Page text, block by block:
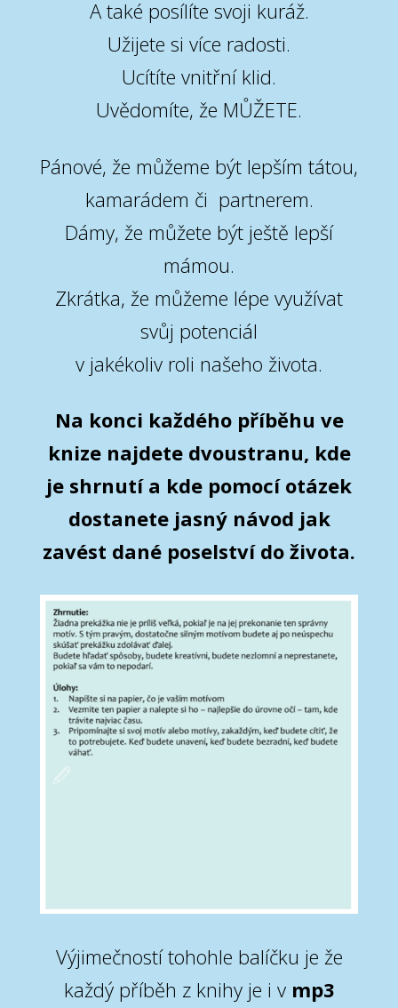
A také posílíte svoji kuráž.
Užijete si více radosti.
Ucítíte vnitřní klid.
Uvědomíte, že MŮŽETE.
Pánové, že můžeme být lepším tátou,
kamarádem či partnerem.
Dámy, že můžete být ještě lepší
mámou.
Zkrátka, že můžeme lépe využívat
svůj potenciál
v jakékoliv roli našeho života.
Na konci každého příběhu ve
knize najdete dvoustranu, kde
je shrnutí a kde pomocí otázek
dostanete jasný návod jak
zavést dané poselství do života.
Výjimečností tohohle balíčku je že
každý příběh z knihy je i v mp3